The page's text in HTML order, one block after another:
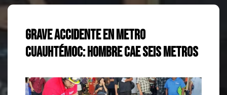
Grave Accidente en Metro
Cuauhtémoc: Hombre Cae Seis Metros